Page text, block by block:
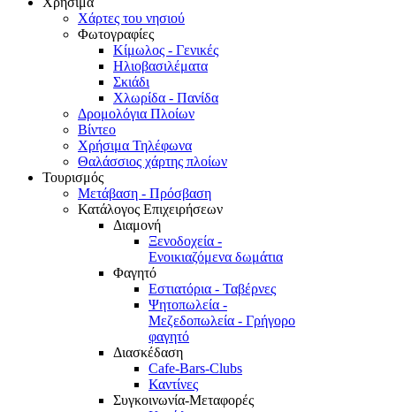
Χάρτες του νησιού
Φωτογραφίες
Κίμωλος - Γενικές
Ηλιοβασιλέματα
Σκιάδι
Χλωρίδα - Πανίδα
Δρομολόγια Πλοίων
Βίντεο
Χρήσιμα Τηλέφωνα
Θαλάσσιος χάρτης πλοίων
Τουρισμός
Μετάβαση - Πρόσβαση
Κατάλογος Επιχειρήσεων
Διαμονή
Ξενοδοχεία -
Ενοικιαζόμενα δωμάτια
Φαγητό
Εστιατόρια - Ταβέρνες
Ψητοπωλεία -
Μεζεδοπωλεία - Γρήγορο
φαγητό
Διασκέδαση
Cafe-Bars-Clubs
Καντίνες
Συγκοινωνία-Μεταφορές